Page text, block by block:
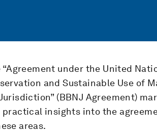
under the United
and Sustainable Use of
(BBNJ Agreement)
insights into the
areas.